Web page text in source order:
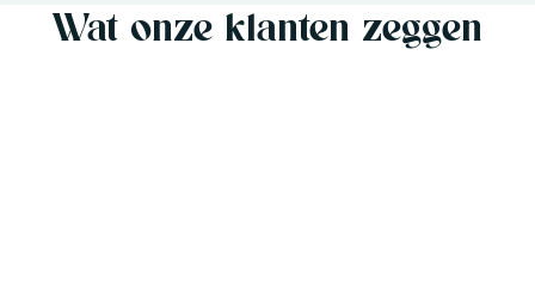
Wat onze klanten zeggen